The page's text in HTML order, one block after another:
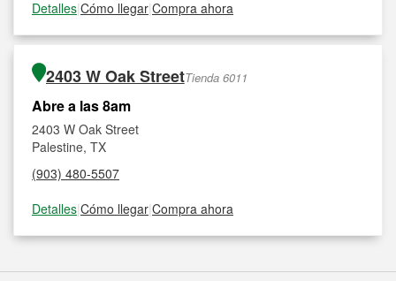
Detalles|Cómo llegar|Compra ahora
2403 W Oak StreetTienda 6011
Abre a las 8am
2403 W Oak Street
Palestine, TX
(903) 480-5507
Detalles|Cómo llegar|Compra ahora